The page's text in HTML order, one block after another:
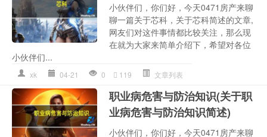
小伙伴们，你们好，今天0471房产来聊
聊一篇关于芯科，关于芯科简述的文章,
网友们对这件事情都比较关注，那么现
在就为大家来简单介绍下，希望对各位
小伙伴们...
xk 04-21 0 119 文章列表
职业病危害与防治知识(关于职
业病危害与防治知识简述)
小伙伴们，你们好，今天0471房产来聊